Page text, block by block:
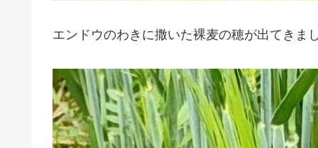
エンドウのわきに撒いた裸麦の穂が出てきま